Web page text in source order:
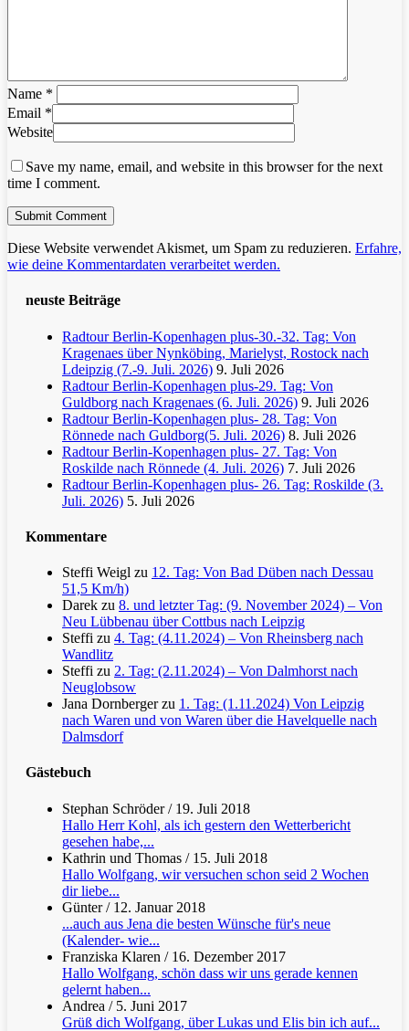
Name *
Email *
Website
Save my name, email, and website in this browser for the next
time I comment.
Diese Website verwendet Akismet, um Spam zu reduzieren. Erfahre,
wie deine Kommentardaten verarbeitet werden.
neuste Beiträge
Radtour Berlin-Kopenhagen plus-30.-32. Tag: Von
Kragenaes über Nynköbing, Marielyst, Rostock nach
Ldeipzig (7.-9. Juli. 2026) 9. Juli 2026
Radtour Berlin-Kopenhagen plus-29. Tag: Von
Guldborg nach Kragenaes (6. Juli. 2026) 9. Juli 2026
Radtour Berlin-Kopenhagen plus- 28. Tag: Von
Rönnede nach Guldborg(5. Juli. 2026) 8. Juli 2026
Radtour Berlin-Kopenhagen plus- 27. Tag: Von
Roskilde nach Rönnede (4. Juli. 2026) 7. Juli 2026
Radtour Berlin-Kopenhagen plus- 26. Tag: Roskilde (3.
Juli. 2026) 5. Juli 2026
Kommentare
Steffi Weigl zu 12. Tag: Von Bad Düben nach Dessau
51,5 Km/h)
Darek zu 8. und letzter Tag: (9. November 2024) – Von
Neu Lübbenau über Cottbus nach Leipzig
Steffi zu 4. Tag: (4.11.2024) – Von Rheinsberg nach
Wandlitz
Steffi zu 2. Tag: (2.11.2024) – Von Dalmhorst nach
Neuglobsow
Jana Dornbergerzu 1. Tag: (1.11.2024) Von Leipzig
nach Waren und von Waren über die Havelquelle nach
Dalmsdorf
Gästebuch
Stephan Schröder/ 19. Juli 2018
Hallo Herr Kohl, als ich gestern den Wetterbericht
gesehen habe,...
Kathrin und Thomas / 15. Juli 2018
Hallo Wolfgang, wir versuchen schon seid 2 Wochen
dir liebe...
Günter/ 12. Januar 2018
...auch aus Jena die besten Wünsche für's neue
(Kalender- wie...
Franziska Klaren / 16. Dezember 2017
Hallo Wolfgang, schön dass wir uns gerade kennen
gelernt haben...
Andrea / 5. Juni 2017
Grüß dich Wolfgang, über Lukas und Elis bin ich auf...